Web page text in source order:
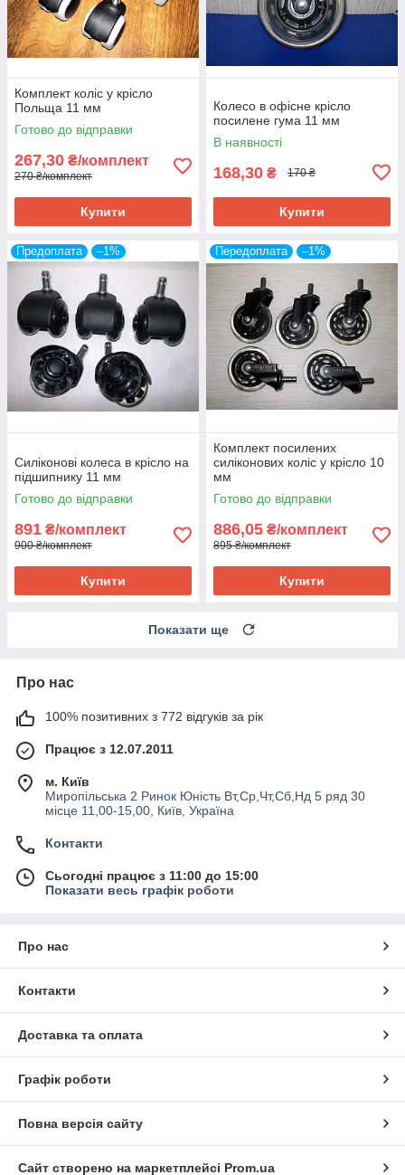
Комплект коліс у крісло
Польща 11 мм
Готово до відправки
267,30 ₴/комплект
270 ₴/комплект
Купити
Колесо в офісне крісло
посилене гума 11 мм
В наявності
168,30 ₴ 170 ₴
Купити
Предоплата –1%
Силіконові колеса в крісло на
підшипнику 11 мм
Готово до відправки
891 ₴/комплект
900 ₴/комплект
Купити
Передоплата –1%
Комплект посилених
силіконових коліс у крісло 10
мм
Готово до відправки
886,05 ₴/комплект
895 ₴/комплект
Купити
Показати ще
Про нас
100% позитивних з 772 відгуків за рік
Працює з 12.07.2011
м. Київ
Миропільська 2 Ринок Юність Вт,Ср,Чт,Сб,Нд 5 ряд 30
місце 11,00-15,00, Київ, Україна
Контакти
Сьогодні працює з 11:00 до 15:00
Показати весь графік роботи
Про нас
Контакти
Доставка та оплата
Графік роботи
Повна версія сайту
Сайт створено на маркетплейсі Prom.ua